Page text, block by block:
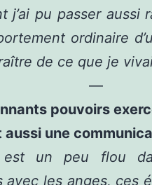
j’ai pu passer
ordinaire
de ce que je
—
pouvoirs
une
est un peu flou
les anges, ces